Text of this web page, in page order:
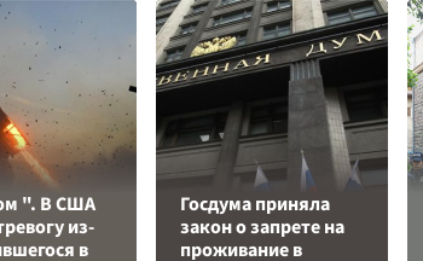
". В США
из-
в
Госдума приняла
закон о запрете на
проживание в